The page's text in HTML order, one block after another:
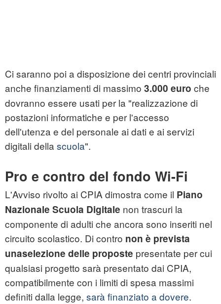
Ci saranno poi a disposizione dei centri provinciali
anche finanziamenti di massimo 3.000 euro che
dovranno essere usati per la "realizzazione di
postazioni informatiche e per l'accesso
dell'utenza e del personale ai dati e ai servizi
digitali della scuola".
Pro e contro del fondo Wi-Fi
L'Avviso rivolto ai CPIA dimostra come il Piano
Nazionale Scuola Digitale non trascuri la
componente di adulti che ancora sono inseriti nel
circuito scolastico. Di contro non è prevista
unaselezione delle proposte presentate per cui
qualsiasi progetto sarà presentato dai CPIA,
compatibilmente con i limiti di spesa massimi
definiti dalla legge, sarà finanziato a dovere.